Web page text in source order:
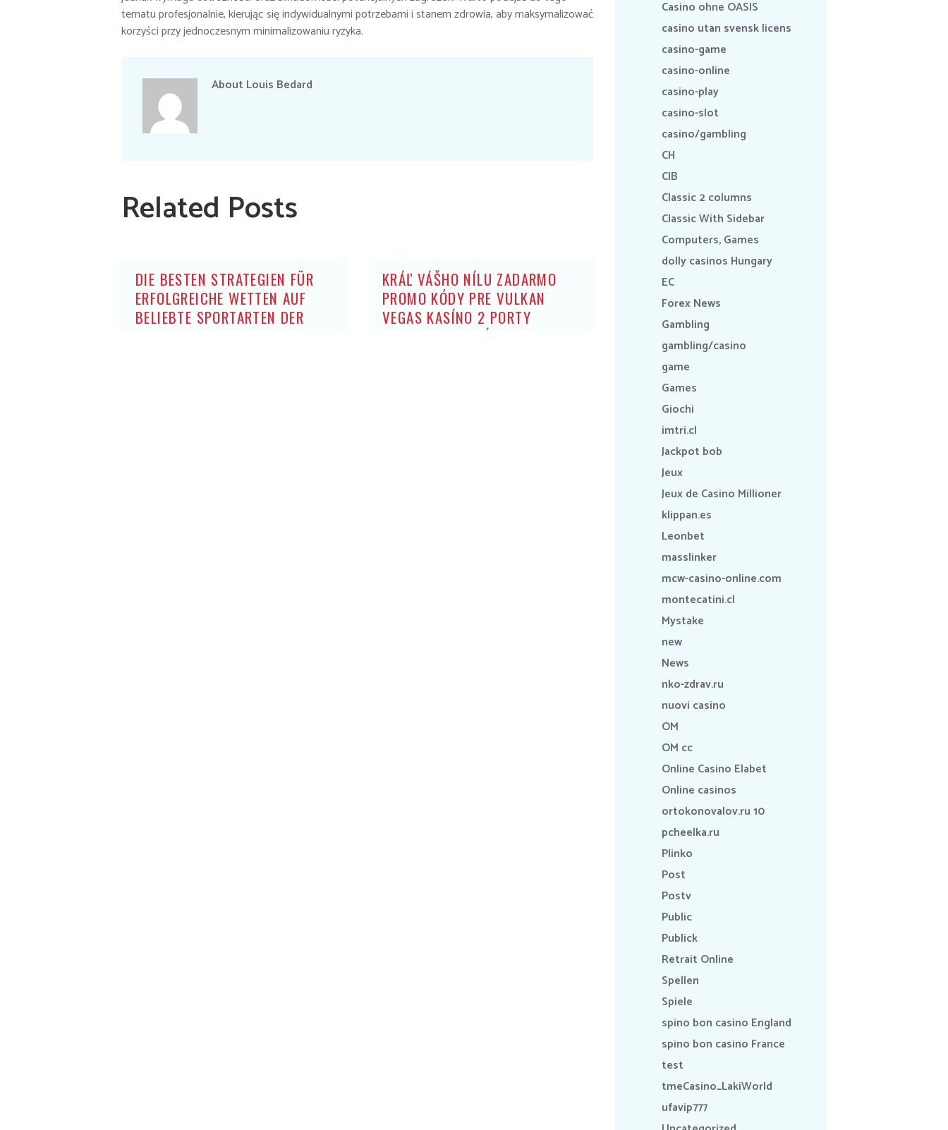
tematu profesjonalnie, kierując się indywidualnymi potrzebami i stanem zdrowia, aby maksymalizować
korzyści przy jednoczesnym minimalizowaniu ryzyka.
About Louis Bedard
Related Posts
DIE BESTEN STRATEGIEN FÜR
ERFOLGREICHE WETTEN AUF
BELIEBTE SPORTARTEN DER
KRÁĽ VÁŠHO NÍLU ZADARMO
PROMO KÓDY PRE VULKAN
VEGAS KASÍNO 2 PORTY
ZADARMO: BEZ ZÍSKANIA HRY
Casino ohne OASIS
casino utan svensk licens
casino-game
casino-online
casino-play
casino-slot
casino/gambling
CH
CIB
Classic 2 columns
Classic With Sidebar
Computers, Games
dolly casinos Hungary
EC
Forex News
Gambling
gambling/casino
game
Games
Giochi
imtri.cl
Jackpot bob
Jeux
Jeux de Casino Millioner
klippan.es
Leonbet
masslinker
mcw-casino-online.com
montecatini.cl
Mystake
new
News
nko-zdrav.ru
nuovi casino
OM
OM cc
Online Casino Elabet
Online casinos
ortokonovalov.ru 10
pcheelka.ru
Plinko
Post
Postv
Public
Publick
Retrait Online
Spellen
Spiele
spino bon casino England
spino bon casino France
test
tmeCasino_LakiWorld
ufavip777